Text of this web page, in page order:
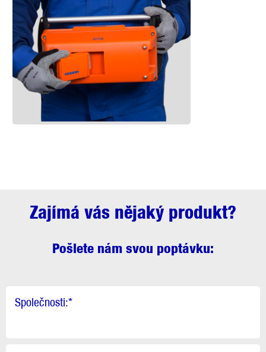
Zajímá vás nějaký produkt?
Pošlete nám svou poptávku:
Společnosti:*